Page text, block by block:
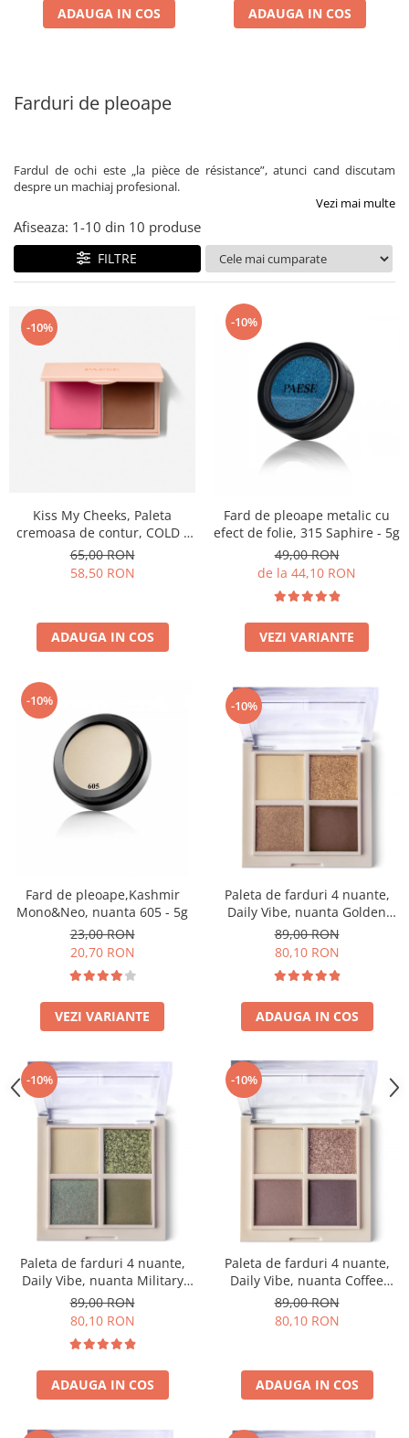
ADAUGA IN COS ADAUGA IN COS
Farduri de pleoape
Fardul de ochi este „la pièce de résistance”, atunci cand discutam
despre un machiaj profesional.
Vezi mai multe
Afiseaza: 1-10 din 10 produse
FILTRE
-10%
Kiss My Cheeks, Paleta
cremoasa de contur, COLD -
15 g
65,00 RON
58,50 RON
ADAUGA IN COS
-10%
Fard de pleoape metalic cu
efect de folie, 315 Saphire - 5g
49,00 RON
de la 44,10 RON
VEZI VARIANTE
-10%
Fard de pleoape,Kashmir
Mono&Neo, nuanta 605 - 5g
23,00 RON
20,70 RON
VEZI VARIANTE
-10%
Paleta de farduri 4 nuante,
Daily Vibe, nuanta Golden
Hour 01 - 5,5g
89,00 RON
80,10 RON
ADAUGA IN COS
-10%
Paleta de farduri 4 nuante,
Daily Vibe, nuanta Military
Vibe 02 - 5,5g
89,00 RON
80,10 RON
ADAUGA IN COS
-10%
Paleta de farduri 4 nuante,
Daily Vibe, nuanta Coffee
Break 03 - 5,5g
89,00 RON
80,10 RON
ADAUGA IN COS